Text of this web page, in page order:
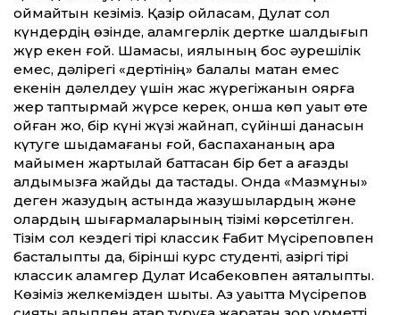
қоймайтын кезіміз. Қазір ойласам, Дулат сол
күндердің өзінде, қаламгерлік дертке шалдығып
жүр екен ғой. Шамасы, қиялының бос әурешілік
емес, дәлірегі «дертінің» балалық мақтан емес
екенін дәлелдеу үшін жас жүрегіжанын қоярға
жер таптырмай жүрсе керек, онша көп уақыт өте
қойған жоқ, бір күні жүзі жайнап, сүйінші данасын
күтуге шыдамағаны ғой, баспахананың қара
майымен жартылай бат­тасқан бір бет ақ қағазды
алдымызға жайды да тастады. Онда «Мазмұны»
деген жазудың астында жазушылардың және
олардың шығармаларының тізімі көрсетілген.
Тізім сол кез­дегі тірі классик Ғабит Мүсіреповпен
басталыпты да, бірінші курс студенті, қазіргі тірі
классик қаламгер Дулат Исабековпен аяқталыпты.
Көзіміз желкемізден шықты. Аз уақыт­та Мүсірепов